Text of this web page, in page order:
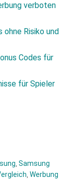
verboten
Risiko und
Codes für
für Spieler
,Samsung
,Werbung